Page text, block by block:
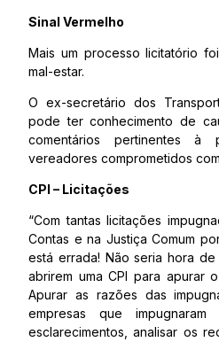
Sinal Vermelho
Mais um processo licitatório
mal-estar.
O ex-secretário dos
pode ter conhecimento de
comentários pertinentes
vereadores comprometidos
CPI – Licitações
“Com tantas licitações
Contas e na Justiça Comum
está errada! Não seria hora
abrirem uma CPI para apurar
Apurar as razões das
empresas que
esclarecimentos, analisar os